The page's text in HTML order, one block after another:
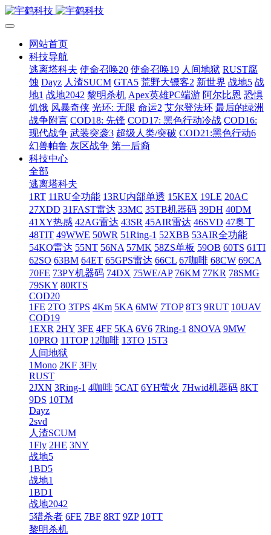
网站首页
科技导航
逃离塔科夫 使命召唤20 使命召唤19 人间地狱 RUST腐
蚀 Dayz 人渣SUCM GTA5 荒野大镖客2 新世界 战地5 战
地1 战地2042 黎明杀机 Apex英雄PC端游 阿尔比恩 恐惧
饥饿 风暴奇侠 光环: 无限 命运2 艾尔登法环 最后的绿洲
战争附言 COD18: 先锋 COD17: 黑色行动冷战 COD16:
现代战争 武装突袭3 超级人类/突破 COD21:黑色行动6
幻兽帕鲁 灰区战争 第一后裔
科技中心
全部
逃离塔科夫
1RT 11RU全功能 13RU内部单透 15KEX 19LE 20AC
27XDD 31FAST雷达 33MC 35TB机器码 39DH 40DM
41XY热感 42AG雷达 43SR 45AIR雷达 46SVD 47奥丁
48TIT 49WWE 50WR 51Ring-1 52XBB 53AIR全功能
54KO雷达 55NT 56NA 57MK 58ZS单板 59OB 60TS 61TI
62SO 63BM 64ET 65GPS雷达 66CL 67咖啡 68CW 69CA
70FE 73PY机器码 74DX 75WE/AP 76KM 77KR 78SMG
79SKY 80RTS
COD20
1FE 2TO 3TPS 4Km 5KA 6MW 7TOP 8T3 9RUT 10UAV
COD19
1EXR 2HY 3FE 4FF 5KA 6V6 7Ring-1 8NOVA 9MW
10PRO 11TOP 12咖啡 13TO 15T3
人间地狱
1Mono 2KF 3Fly
RUST
2JXN 3Ring-1 4咖啡 5CAT 6YH萤火 7Hwid机器码 8KT
9DS 10TM
Dayz
2svd
人渣SCUM
1Fly 2HE 3NY
战地5
1BD5
战地1
1BD1
战地2042
5猎杀者 6FE 7BF 8RT 9ZP 10TT
黎明杀机